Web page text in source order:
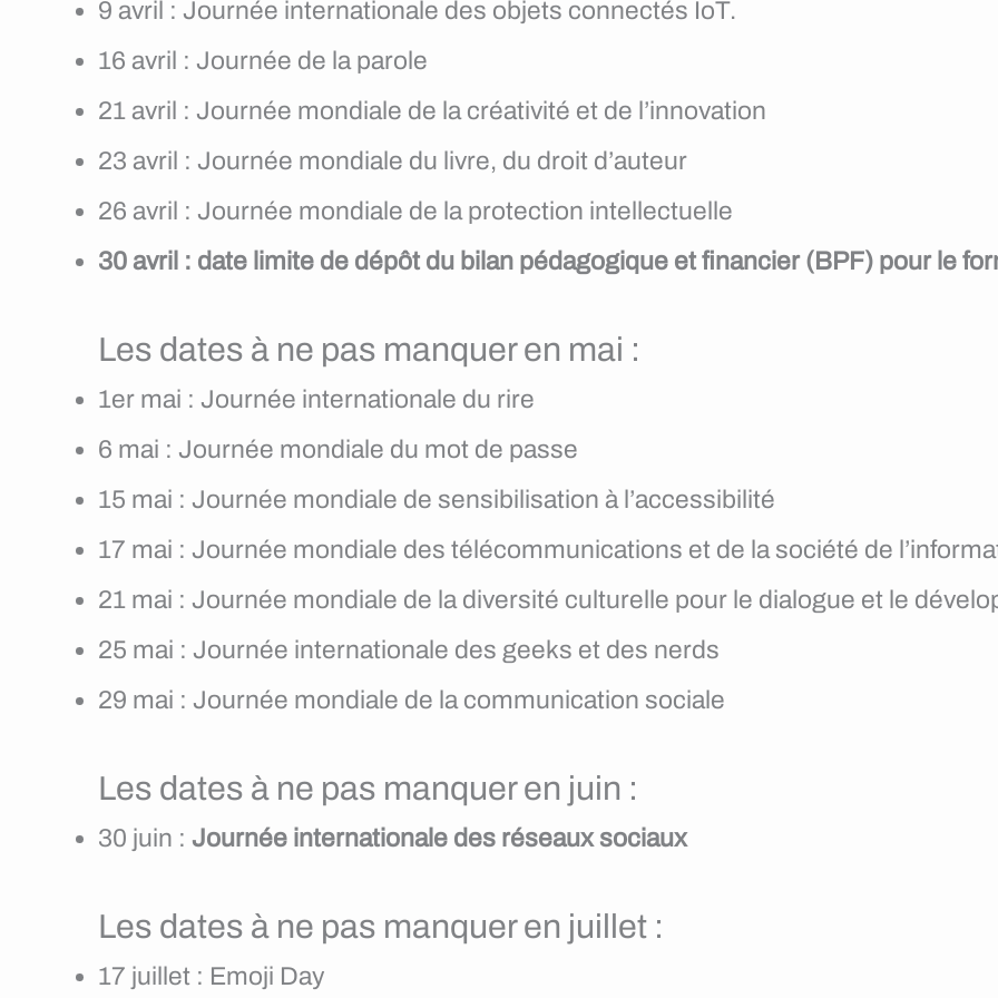
9 avril : Journée internationale des objets connectés IoT.
16 avril : Journée de la parole
21 avril : Journée mondiale de la créativité et de l’innovation
23 avril : Journée mondiale du livre, du droit d’auteur
26 avril : Journée mondiale de la protection intellectuelle
30 avril : date limite de dépôt du bilan pédagogique et financier (BPF) pour le
Les dates à ne pas manquer en mai :
1er mai : Journée internationale du rire
6 mai : Journée mondiale du mot de passe
15 mai : Journée mondiale de sensibilisation à l’accessibilité
17 mai : Journée mondiale des télécommunications et de la société de
21 mai : Journée mondiale de la diversité culturelle pour le dialogue et le
25 mai : Journée internationale des geeks et des nerds
29 mai : Journée mondiale de la communication sociale
Les dates à ne pas manquer en juin :
30 juin : Journée internationale des réseaux sociaux
Les dates à ne pas manquer en juillet :
17 juillet : Emoji Day